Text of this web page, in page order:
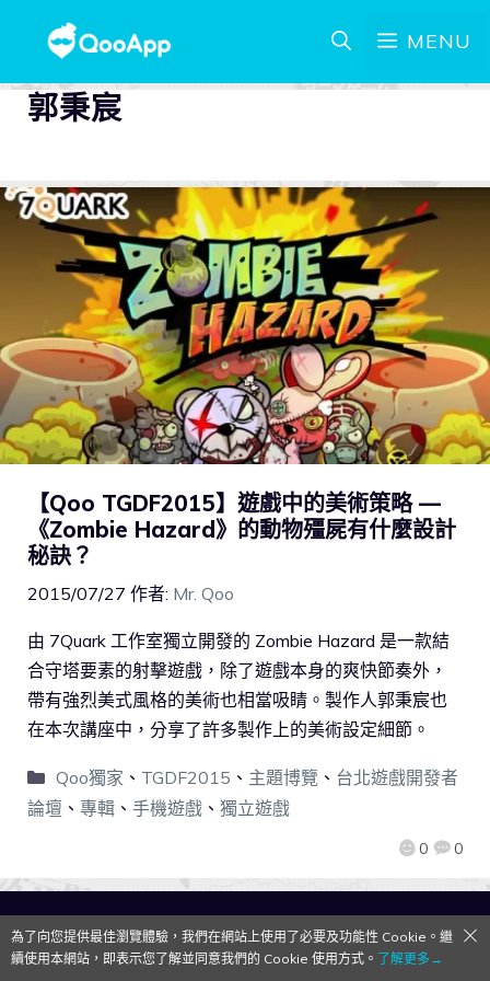
MENU
郭秉宸
【Qoo TGDF2015】遊戲中的美術策略 —
《Zombie Hazard》的動物殭屍有什麼設計
秘訣？
2015/07/27 作者: Mr. Qoo
0 0
由 7Quark 工作室獨立開發的 Zombie Hazard 是一款結
合守塔要素的射擊遊戲，除了遊戲本身的爽快節奏外，
帶有強烈美式風格的美術也相當吸睛。製作人郭秉宸也
在本次講座中，分享了許多製作上的美術設定細節。
Qoo獨家 、 TGDF2015 、 主題博覽 、 台北遊戲開發者
論壇 、 專輯 、 手機遊戲 、 獨立遊戲
QooApp Limited © 2026
為了向您提供最佳瀏覽體驗，我們在網站上使用了必要及功能性 Cookie。繼
續使用本網站，即表示您了解並同意我們的 Cookie 使用方式。 了解更多→